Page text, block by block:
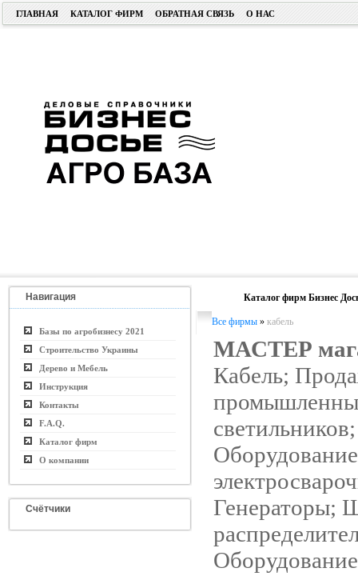
ГЛАВНАЯ КАТАЛОГ ФИРМ ОБРАТНАЯ СВЯЗЬ О НАС
Навигация
Базы по агробизнесу 2021
Строительство Украины
Дерево и Мебель
Инструкция
Контакты
F.A.Q.
Каталог фирм
О компании
Счётчики
Каталог фирм Бизнес
Все фирмы » кабель
МАСТЕР
Кабель;
светильников;
Генераторы;
Оборудование